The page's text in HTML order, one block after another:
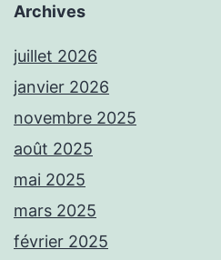
Archives
juillet 2026
janvier 2026
novembre 2025
août 2025
mai 2025
mars 2025
février 2025